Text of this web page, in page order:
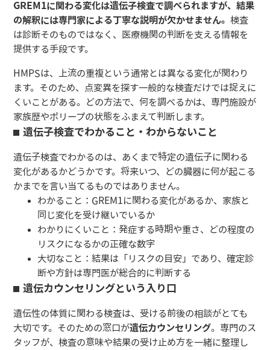
GREM1に関わる変化は遺伝子検査で調べられますが、結果
の解釈には専門家による丁寧な説明が欠かせません。検査
は診断そのものではなく、医療機関の判断を支える情報を
提供する手段です。
HMPSは、上流の重複という通常とは異なる変化が関わり
ます。そのため、点変異を探す一般的な検査だけでは捉えに
くいことがある。どの方法で、何を調べるかは、専門施設が
家族歴やポリープの状態をふまえて判断します。
遺伝子検査でわかること・わからないこと
遺伝子検査でわかるのは、あくまで特定の遺伝子に関わる
変化があるかどうかです。将来いつ、どの臓器に何が起こる
かまでを言い当てるものではありません。
わかること：GREM1に関わる変化があるか、家族と
同じ変化を受け継いでいるか
わかりにくいこと：発症する時期や重さ、どの程度の
リスクになるかの正確な数字
大切なこと：結果は「リスクの目安」であり、確定診
断や方針は専門医が総合的に判断する
遺伝カウンセリングという入り口
遺伝性の体質に関わる検査は、受ける前後の相談がとても
大切です。そのための窓口が遺伝カウンセリング。専門のス
タッフが、検査の意味や結果の受け止め方を一緒に整理し